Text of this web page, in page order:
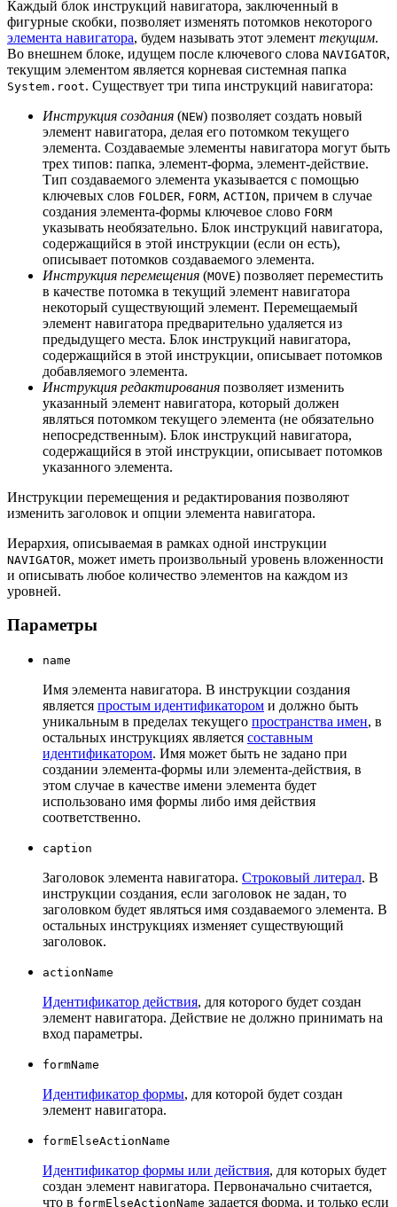
Каждый блок инструкций навигатора, заключенный в
фигурные скобки, позволяет изменять потомков некоторого
элемента навигатора, будем называть этот элемент текущим.
Во внешнем блоке, идущем после ключевого слова NAVIGATOR,
текущим элементом является корневая системная папка
System.root. Существует три типа инструкций навигатора:
Инструкция создания (NEW) позволяет создать новый
элемент навигатора, делая его потомком текущего
элемента. Создаваемые элементы навигатора могут быть
трех типов: папка, элемент-форма, элемент-действие.
Тип создаваемого элемента указывается с помощью
ключевых слов FOLDER, FORM, ACTION, причем в случае
создания элемента-формы ключевое слово FORM
указывать необязательно. Блок инструкций навигатора,
содержащийся в этой инструкции (если он есть),
описывает потомков создаваемого элемента.
Инструкция перемещения (MOVE) позволяет переместить
в качестве потомка в текущий элемент навигатора
некоторый существующий элемент. Перемещаемый
элемент навигатора предварительно удаляется из
предыдущего места. Блок инструкций навигатора,
содержащийся в этой инструкции, описывает потомков
добавляемого элемента.
Инструкция редактирования позволяет изменить
указанный элемент навигатора, который должен
являться потомком текущего элемента (не обязательно
непосредственным). Блок инструкций навигатора,
содержащийся в этой инструкции, описывает потомков
указанного элемента.
Инструкции перемещения и редактирования позволяют
изменить заголовок и опции элемента навигатора.
Иерархия, описываемая в рамках одной инструкции
NAVIGATOR, может иметь произвольный уровень вложенности
и описывать любое количество элементов на каждом из
уровней.
Параметры
name
Имя элемента навигатора. В инструкции создания
является простым идентификатором и должно быть
уникальным в пределах текущего пространства имен, в
остальных инструкциях является составным
идентификатором. Имя может быть не задано при
создании элемента-формы или элемента-действия, в
этом случае в качестве имени элемента будет
использовано имя формы либо имя действия
соответственно.
caption
Заголовок элемента навигатора. Строковый литерал. В
инструкции создания, если заголовок не задан, то
заголовком будет являться имя создаваемого элемента. В
остальных инструкциях изменяет существующий
заголовок.
actionName
Идентификатор действия, для которого будет создан
элемент навигатора. Действие не должно принимать на
вход параметры.
formName
Идентификатор формы, для которой будет создан
элемент навигатора.
formElseActionName
Идентификатор формы или действия, для которых будет
создан элемент навигатора. Первоначально считается,
что в formElseActionName задается форма, и только если